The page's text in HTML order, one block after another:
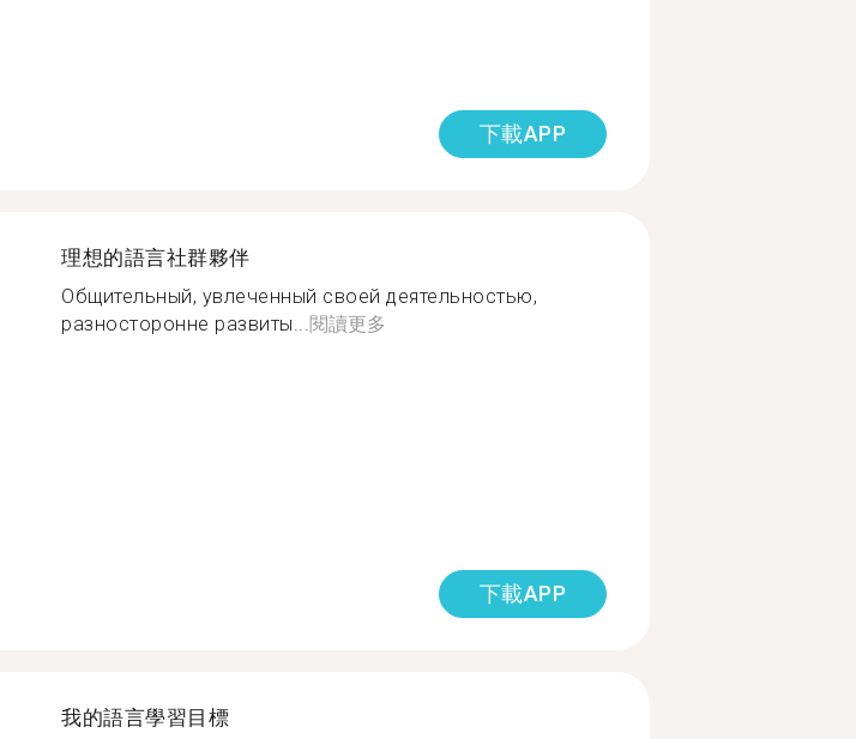
下載APP
理想的語言社群夥伴
Общительный, увлеченный своей деятельностью,
разносторонне развиты...閱讀更多
下載APP
我的語言學習目標